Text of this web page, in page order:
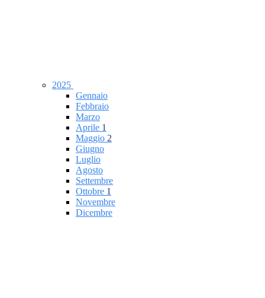
2025
Gennaio
Febbraio
Marzo
Aprile 1
Maggio 2
Giugno
Luglio
Agosto
Settembre
Ottobre 1
Novembre
Dicembre